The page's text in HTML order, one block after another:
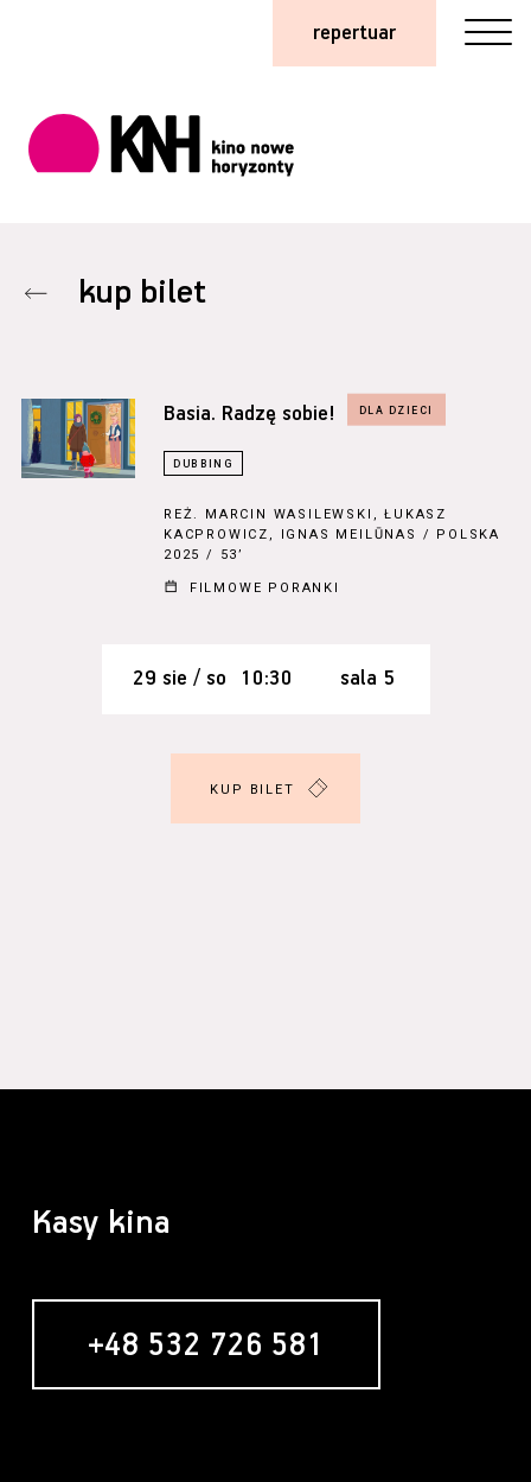
repertuar
kup bilet
Basia. Radzę sobie!
REŻ.
MARCIN WASILEWSKI, ŁUKASZ
KACPROWICZ, IGNAS MEILŪNAS
/ POLSKA
2025 / 53’
FILMOWE PORANKI
29 sie / so 10:30 sala 5
KUP BILET
Kasy kina
+48 532 726 581